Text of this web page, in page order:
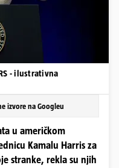
- ilustrativna
izvore na Googleu
u američkom
Kamalu Harris za
stranke, rekla su njih